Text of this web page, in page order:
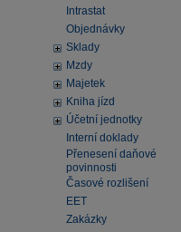
Intrastat
Objednávky
Sklady
Mzdy
Majetek
Kniha jízd
Účetní jednotky
Interní doklady
Přenesení daňové
povinnosti
Časové rozlišení
EET
Zakázky